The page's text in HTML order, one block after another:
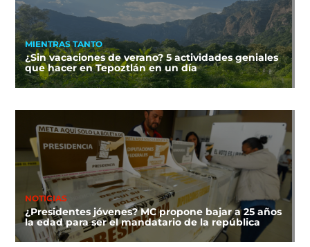
MIENTRAS TANTO
¿Sin vacaciones de verano? 5 actividades geniales
que hacer en Tepoztlán en un día
NOTICIAS
¿Presidentes jóvenes? MC propone bajar a 25 años
la edad para ser el mandatario de la república